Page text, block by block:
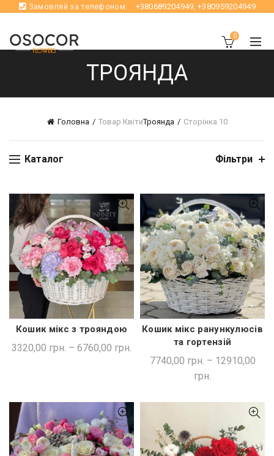
Замовляй за телефоном: +380689204949,+380959204949
0
ТРОЯНДА
Головна Товар КвітиТроянда Сторінка 10
Каталог Фільтри
ШВИДКА ПОКУПКА
Кошик мікс з трояндою
3320,00 грн. – 6760,00 грн.
ШВИДКА ПОКУПКА
Кошик мікс ранункулюсів
та гортензій
7740,00 грн. – 12910,00
грн.